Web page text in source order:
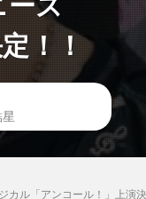
！！
星
カル「アンコール！」上演